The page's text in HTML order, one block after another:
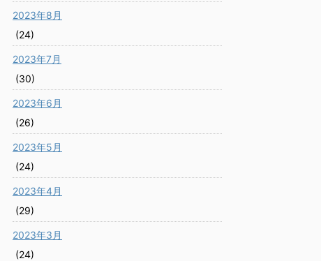
2023年8月
(24)
2023年7月
(30)
2023年6月
(26)
2023年5月
(24)
2023年4月
(29)
2023年3月
(24)